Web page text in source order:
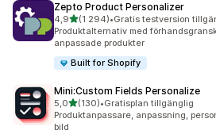
Zepto Product Personalizer
4,9av 5 stjärnor
(1 294)
1294 recensioner totalt
•Gratis testversion
Produktalternativ med
anpassade produkter
Built for Shopify
Mini:Custom Fields Personalize
5,0av 5 stjärnor
(130)
130 recensioner totalt
•Gratisplan tillgänglig
Produktanpassare, anpassning,
bild